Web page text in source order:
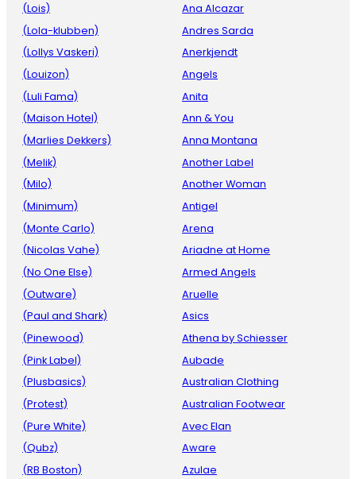
(Lois)
(Lola-klubben)
(Lollys Vaskeri)
(Louizon)
(Luli Fama)
(Maison Hotel)
(Marlies Dekkers)
(Melik)
(Milo)
(Minimum)
(Monte Carlo)
(Nicolas Vahe)
(No One Else)
(Outware)
(Paul and Shark)
(Pinewood)
(Pink Label)
(Plusbasics)
(Protest)
(Pure White)
(Qubz)
(RB Boston)
Ana Alcazar
Andres Sarda
Anerkjendt
Angels
Anita
Ann & You
Anna Montana
Another Label
Another Woman
Antigel
Arena
Ariadne at Home
Armed Angels
Aruelle
Asics
Athena by Schiesser
Aubade
Australian Clothing
Australian Footwear
Avec Elan
Aware
Azulae